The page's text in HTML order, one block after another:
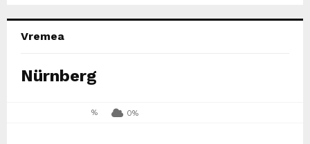
Vremea
Nürnberg
% 0%